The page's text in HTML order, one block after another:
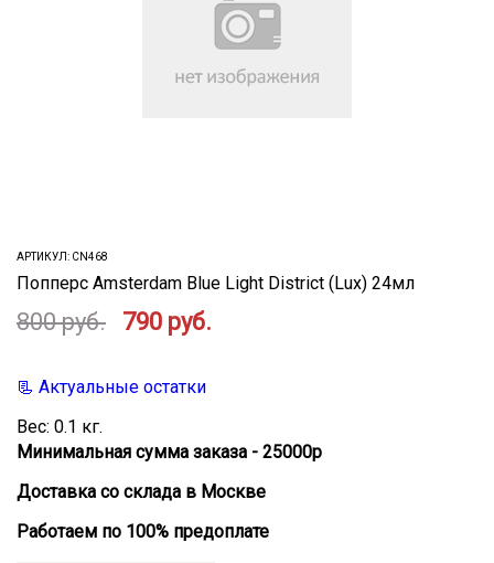
АРТИКУЛ: CN468
Попперс Amsterdam Blue Light District (Lux) 24мл
800 руб. 790 руб.
📃 Актуальные остатки
Вес: 0.1 кг.
Минимальная сумма заказа - 25000р
Доставка со склада в Москве
Работаем по 100% предоплате